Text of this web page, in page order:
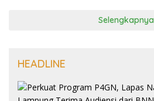
Selengkapnya
HEADLINE